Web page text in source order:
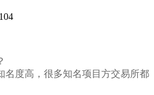
104
名度高，很多知名项目方交易所都